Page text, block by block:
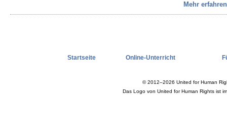
Mehr
Startseite Online-Unterricht
© 2012–2026 United for Human
Das Logo von United for Human Rights ist